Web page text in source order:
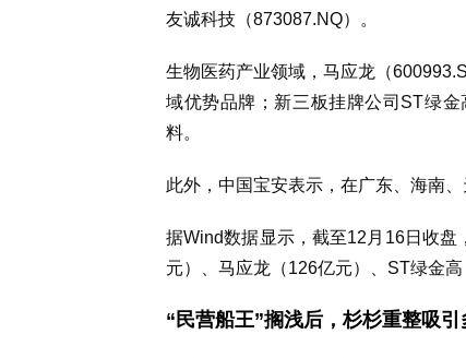
友诚科技（873087.NQ）。
生物医药产业领域，马应龙（
域优势品牌；新三板挂牌公司ST绿
料。
此外，中国宝安表示，在广东、海南
据Wind数据显示，截至12月16日收
元）、马应龙（126亿元）、ST绿金
“民营船王”搁浅后，杉杉重整吸